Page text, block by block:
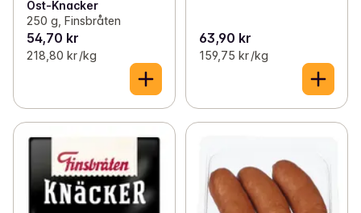
Ost-Knacker
250 g, Finsbråten
54,70 kr
218,80 kr /kg
63,90 kr
159,75 kr /kg